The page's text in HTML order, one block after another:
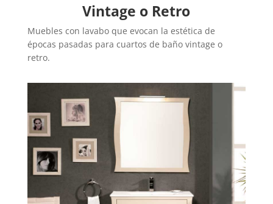
Vintage o Retro
Muebles con lavabo que evocan la estética de
épocas pasadas para cuartos de baño vintage o
retro.